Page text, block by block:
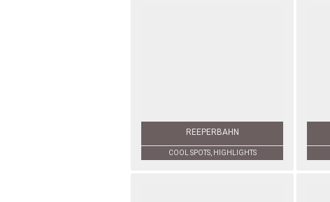
REEPERBAHN
COOL SPOTS, HIGHLIGHTS